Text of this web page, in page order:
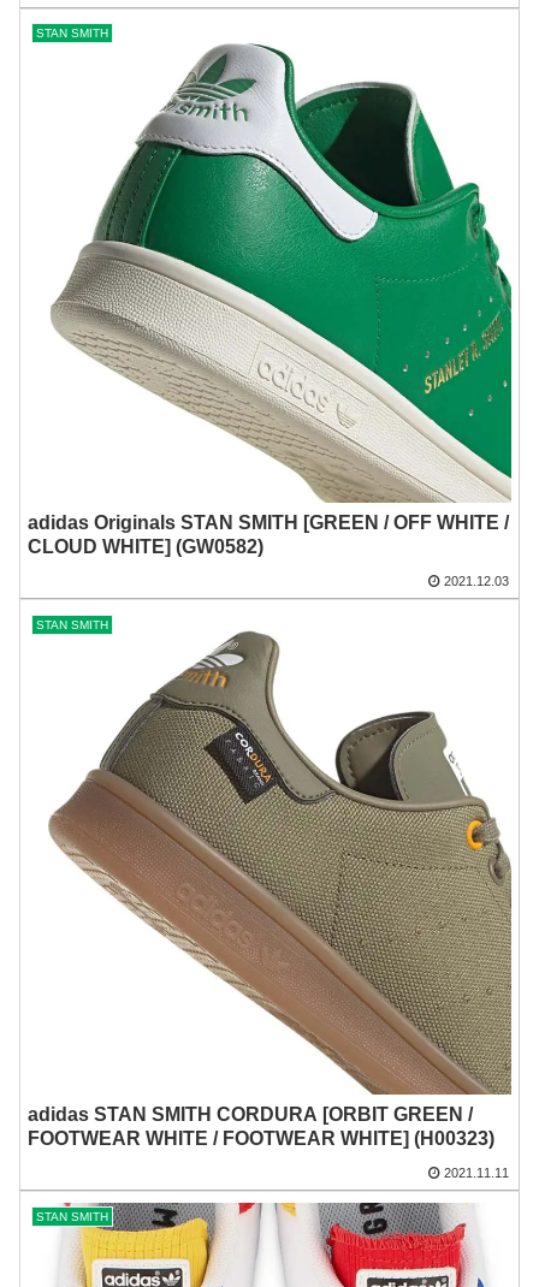
STAN SMITH
adidas Originals STAN SMITH [GREEN / OFF WHITE /
CLOUD WHITE] (GW0582)
2021.12.03
STAN SMITH
adidas STAN SMITH CORDURA [ORBIT GREEN /
FOOTWEAR WHITE / FOOTWEAR WHITE] (H00323)
2021.11.11
STAN SMITH